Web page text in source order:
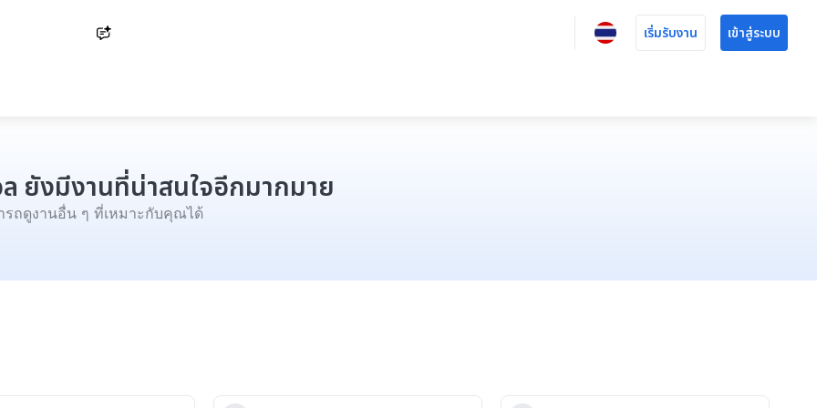
เริ่มรับงาน เข้าสู่ระบบ
ยังมีงานที่น่าสนใจอีกมากมาย
ถดูงานอื่น ๆ ที่เหมาะกับคุณได้